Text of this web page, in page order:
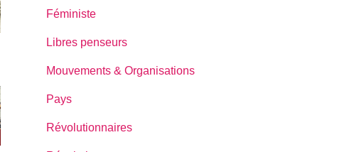
Féministe
Libres penseurs
Mouvements & Organisations
Pays
Révolutionnaires